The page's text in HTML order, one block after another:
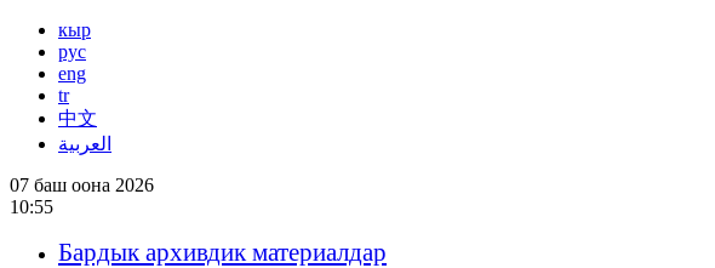
кыр
рус
eng
tr
中文
العربية
07 баш оона 2026
10:55
Бардык архивдик материалдар